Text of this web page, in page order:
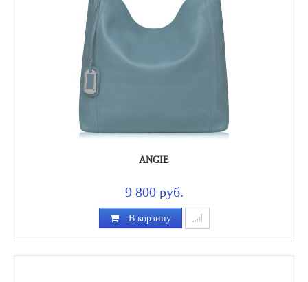
ANGIE
9 800 руб.
В корзину